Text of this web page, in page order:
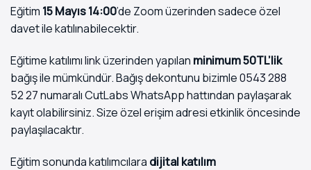
Eğitim 15 Mayıs 14:00’de Zoom üzerinden sadece özel
davet ile katılınabilecektir.
Eğitime katılımılinküzerinden yapılan minimum 50TL’lik
bağış ile mümkündür. Bağış dekontunu bizimle0543 288
52 27numaralı CutLabs WhatsApp hattından paylaşarak
kayıt olabilirsiniz. Size özel erişim adresi etkinlik öncesinde
paylaşılacaktır.
Eğitim sonunda katılımcılara dijital katılım